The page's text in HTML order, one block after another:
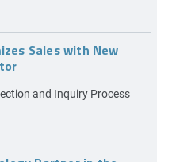
Sales with New
and Inquiry Process